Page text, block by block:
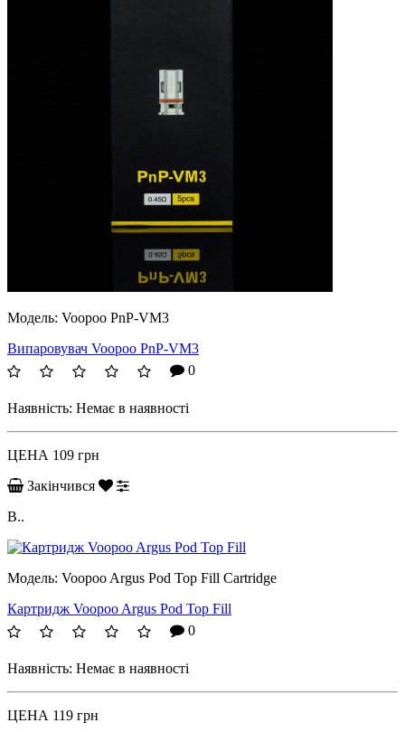
Модель: Voopoo PnP-VM3
Випаровувач Voopoo PnP-VM3
0
Наявність: Немає в наявності
ЦЕНА 109 грн
Закінчився
В..
Модель: Voopoo Argus Pod Top Fill Cartridge
Картридж Voopoo Argus Pod Top Fill
0
Наявність: Немає в наявності
ЦЕНА 119 грн